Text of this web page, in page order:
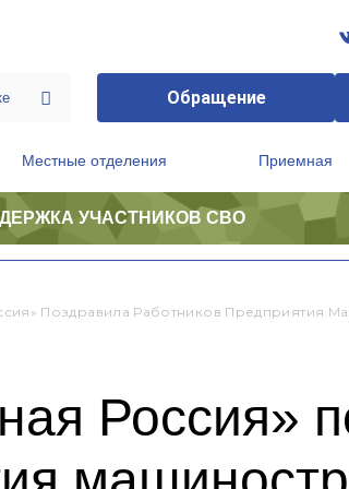
Обращение
Местные отделения Приемная
УЧАСТНИКОВ СВО
Поздравила Работников Предприятия
Россия»